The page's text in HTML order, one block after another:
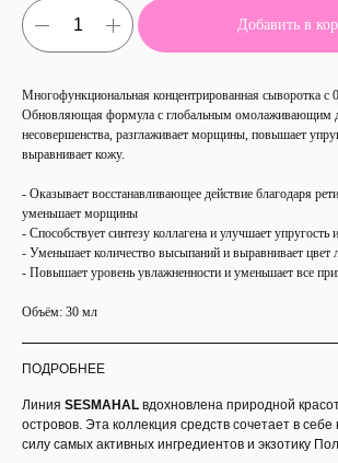
Добавить в
Многофункциональная концентрированная сыворотка с
Обновляющая формула с глобальным омолаживающим
несовершенства, разглаживает морщины, повышает
выравнивает кожу.
- Оказывает восстанавливающее действие благодаря
уменьшает морщины
- Способствует синтезу коллагена и улучшает упругость
- Уменьшает количество высыпаний и выравнивает цвет
- Повышает уровень увлажненности и уменьшает все
Объём: 30 мл
ПОДРОБНЕЕ
Линия SESMAHAL вдохновлена природной
островов. Эта коллекция средств сочетает в
силу самых активных ингредиентов и экзотику